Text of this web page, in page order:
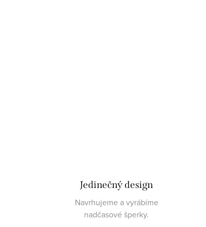
Jedinečný design
Navrhujeme a vyrábíme
nadčasové šperky.